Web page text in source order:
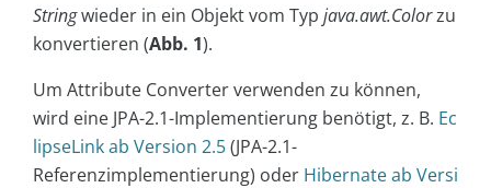
Stringwieder in ein Objekt vom Typ java.awt.Colorzu
konvertieren (Abb. 1).
Um Attribute Converter verwenden zu können,
wird eine JPA-2.1-Implementierung benötigt, z. B. Ec
lipseLink ab Version 2.5(JPA-2.1-
Referenzimplementierung) oder Hibernate ab Versi